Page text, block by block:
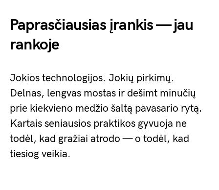
Paprasčiausias įrankis — jau
rankoje
Jokios technologijos. Jokių pirkimų.
Delnas, lengvas mostas ir dešimt minučių
prie kiekvieno medžio šaltą pavasario rytą.
Kartais seniausios praktikos gyvuoja ne
todėl, kad gražiai atrodo — o todėl, kad
tiesiog veikia.